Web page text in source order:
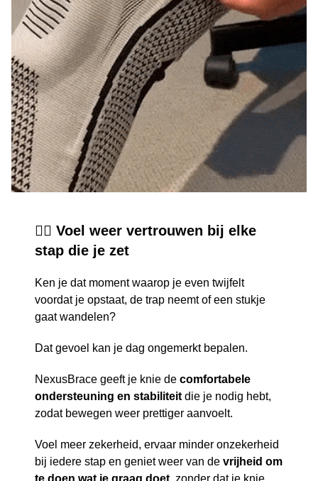
🚶‍♂️ Voel weer vertrouwen bij elke
stap die je zet
Ken je dat moment waarop je even twijfelt
voordat je opstaat, de trap neemt of een stukje
gaat wandelen?
Dat gevoel kan je dag ongemerkt bepalen.
NexusBrace geeft je knie decomfortabele
ondersteuning en stabiliteit die je nodig hebt,
zodat bewegen weer prettiger aanvoelt.
Voel meer zekerheid, ervaar minder onzekerheid
bij iedere stap en geniet weer van devrijheid om
te doen wat je graag doet , zonder dat je knie